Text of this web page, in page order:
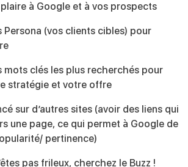
à Google et à vos prospects
Persona (vos clients cibles) pour
mots clés les plus recherchés pour
stratégie et votre offre
sur d’autres sites (avoir des liens qui
une page, ce qui permet à Google de
pertinence)
pas frileux, cherchez le Buzz !